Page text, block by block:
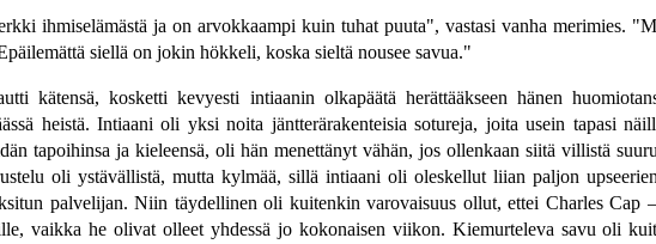
ihmiselämästä ja on arvokkaampi kuin tuhat puuta", vastasi vanha merimies.
siellä on jokin hökkeli, koska sieltä nousee savua."
kätensä, kosketti kevyesti intiaanin olkapäätä herättääkseen hänen
heistä. Intiaani oli yksi noita jäntterärakenteisia sotureja, joita usein tapasi
tapoihinsa ja kieleensä, oli hän menettänyt vähän, jos ollenkaan siitä villistä
oli ystävällistä, mutta kylmää, sillä intiaani oli oleskellut liian paljon
palvelijan. Niin täydellinen oli kuitenkin varovaisuus ollut, ettei Charles
vaikka he olivat olleet yhdessä jo kokonaisen viikon. Kiemurteleva savu oli